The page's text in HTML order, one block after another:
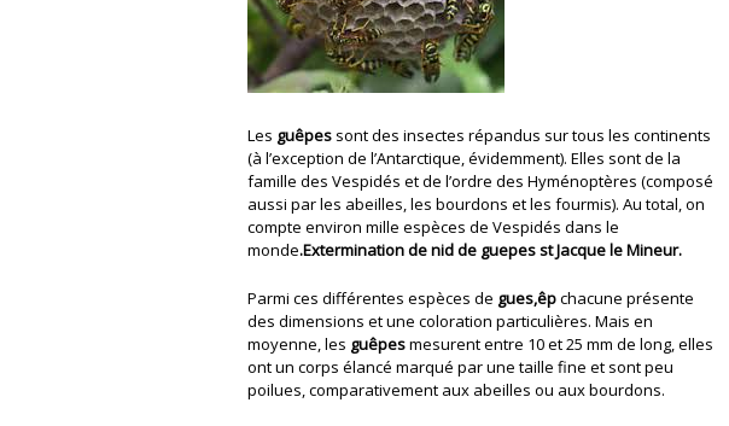
Les guêpes sont des insectes répandus sur tous les continents
(à l’exception de l’Antarctique, évidemment). Elles sont de la
famille des Vespidés et de l’ordre des Hyménoptères (composé
aussi par les abeilles, les bourdons et les fourmis). Au total, on
compte environ mille espèces de Vespidés dans le
monde.Extermination de nid de guepes st Jacque le Mineur.
Parmi ces différentes espèces de gues,êpchacune présente
des dimensions et une coloration particulières. Mais en
moyenne, les guêpesmesurent entre 10 et 25 mm de long, elles
ont un corps élancé marqué par une taille fine et sont peu
poilues, comparativement aux abeilles ou aux bourdons.